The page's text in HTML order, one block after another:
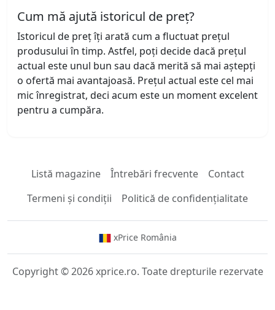
Cum mă ajută istoricul de preț?
Istoricul de preț îți arată cum a fluctuat prețul
produsului în timp. Astfel, poți decide dacă prețul
actual este unul bun sau dacă merită să mai aștepți
o ofertă mai avantajoasă. Prețul actual este cel mai
mic înregistrat, deci acum este un moment excelent
pentru a cumpăra.
Listă magazine Întrebări frecvente
Contact
Termeni și condiții
Politică de confidențialitate
xPrice România
Copyright © 2026 xprice.ro. Toate drepturile rezervate